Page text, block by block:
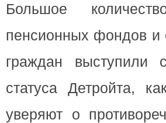
Большое
пенсионных фондов и
граждан выступили
статуса Детройта,
уверяют о